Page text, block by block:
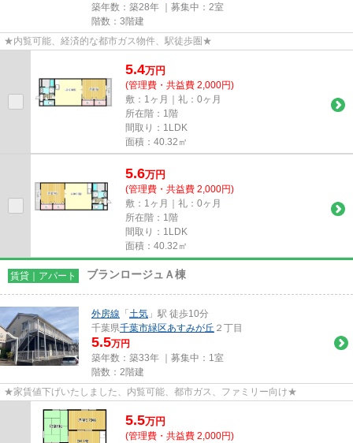
築年数：築28年 ｜募集中： 2室
階数：3階建
★内覧可能、経済的な都市ガス物件、駅徒歩圏★
5.4万円
(管理費・共益費 2,000円)
敷：1ヶ月｜礼：0ヶ月
所在階：1階
間取り：1LDK
面積：40.32㎡
5.6万円
(管理費・共益費 2,000円)
敷：1ヶ月｜礼：0ヶ月
所在階：1階
間取り：1LDK
面積：40.32㎡
賃貸｜アパート ブランロージュＡ棟
外房線 「 土気 」駅 徒歩10分
千葉県千葉市緑区あすみが丘 ２丁目
5.5万円
築年数：築33年 ｜募集中： 1室
階数：2階建
★家賃値下げいたしました、内覧可能、都市ガス、ファミリー向け★
5.5万円
(管理費・共益費 2,000円)